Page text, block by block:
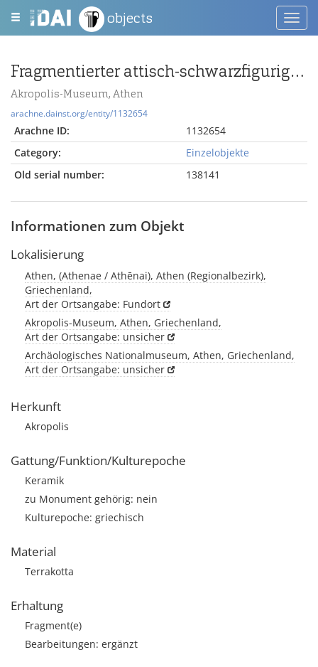
objects
Fragmentierter attisch-schwarzfiguriger Teller mit Amazonomachie
Akropolis-Museum, Athen
arachne.dainst.org/entity/1132654
Arachne ID:
1132654
Category:
Einzelobjekte
Old serial number:
138141
Informationen zum Objekt
Lokalisierung
Athen, (Athenae / Athēnai), Athen (Regionalbezirk),
Griechenland,
Art der Ortsangabe: Fundort
Akropolis-Museum, Athen, Griechenland,
Art der Ortsangabe: unsicher
Archäologisches Nationalmuseum, Athen, Griechenland,
Art der Ortsangabe: unsicher
Herkunft
Akropolis
Gattung/Funktion/Kulturepoche
Keramik
zu Monument gehörig: nein
Kulturepoche: griechisch
Material
Terrakotta
Erhaltung
Fragment(e)
Bearbeitungen: ergänzt